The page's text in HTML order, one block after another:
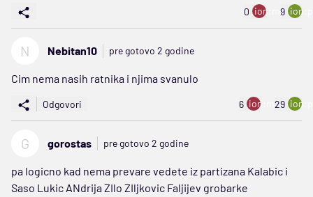
0 ion:minus
9
N Nebitan10 pre gotovo 2 godine
Cim nema nasih ratnika i njima svanulo
Odgovori 6 ion:minus
29
G gorostas pre gotovo 2 godine
pa logicno kad nema prevare vedete iz partizana Kalabic i
Saso Lukic ANdrija ZIlo ZIljkovic Faljijev grobarke